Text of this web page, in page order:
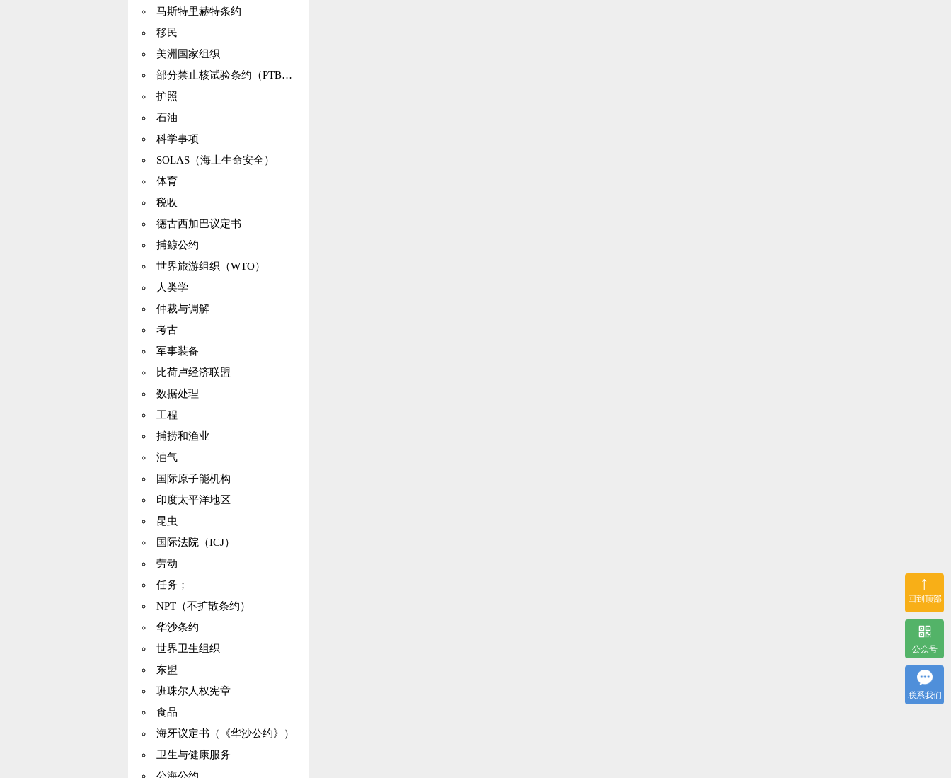
马斯特里赫特条约
移民
美洲国家组织
部分禁止核试验条约（PTBT）
护照
石油
科学事项
SOLAS（海上生命安全）
体育
税收
德古西加巴议定书
捕鲸公约
世界旅游组织（WTO）
人类学
仲裁与调解
考古
军事装备
比荷卢经济联盟
数据处理
工程
捕捞和渔业
油气
国际原子能机构
印度太平洋地区
昆虫
国际法院（ICJ）
劳动
任务；
NPT（不扩散条约）
华沙条约
世界卫生组织
东盟
班珠尔人权宪章
食品
海牙议定书（《华沙公约》）
卫生与健康服务
↑
回到顶部
公众号
联系我们